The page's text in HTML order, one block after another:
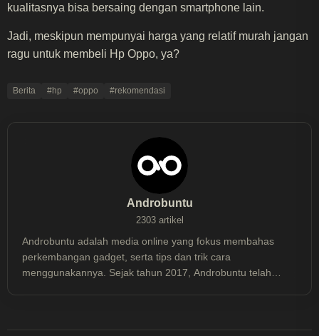
kualitasnya bisa bersaing dengan smartphone lain.
Jadi, meskipun mempunyai harga yang relatif murah jangan
ragu untuk membeli Hp Oppo, ya?
Berita #hp #oppo #rekomendasi
Androbuntu
2303 artikel
Androbuntu adalah media online yang fokus membahas
perkembangan gadget, serta tips dan trik cara
menggunakannya. Sejak tahun 2017, Androbuntu telah